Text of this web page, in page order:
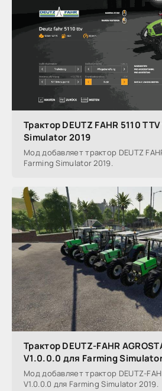
Трактор DEUTZ FAHR 5110
Simulator 2019
Мод добавляет трактор DEUTZ
Farming Simulator 2019.
Трактор DEUTZ-FAHR
V1.0.0.0 для Farming
Мод добавляет трактор DEUTZ-
V1.0.0.0 для Farming Simulator 2019.